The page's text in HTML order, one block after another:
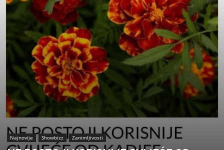
Najnovije Showbizz Zanimljivosti